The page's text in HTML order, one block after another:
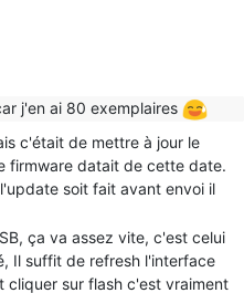
j'en ai 80 exemplaires
c'était de mettre à jour le
firmware datait de cette date.
soit fait avant envoi il
ça va assez vite, c'est celui
Il suffit de refresh l'interface
cliquer sur flash c'est vraiment